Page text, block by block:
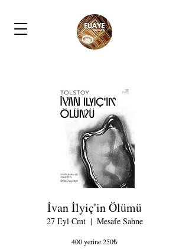
İvan İlyiç'in Ölümü
27 Eyl Cmt
  |
Mesafe Sahne
400 yerine 250₺